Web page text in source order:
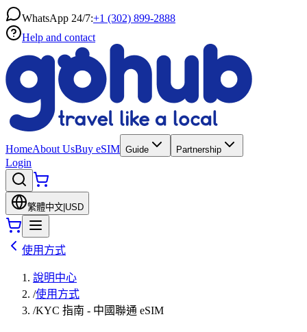
WhatsApp 24/7:+1 (302) 899-2888
Help and contact
HomeAbout UsBuy eSIM Guide Partnership
Login
繁體中文 USD
使用方式
說明中心
/使用方式
/KYC 指南 - 中國聯通 eSIM